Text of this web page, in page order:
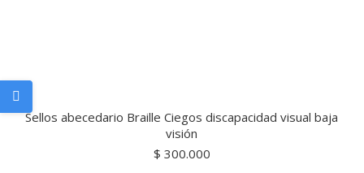
Sellos abecedario Braille Ciegos discapacidad visual baja
visión
$ 300.000